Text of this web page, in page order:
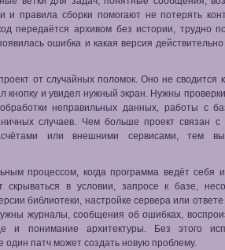
и правила сборки помогают не потерять
передаётся архивом без истории, трудно
ошибка и какая версия
от случайных поломок. Оно не сводится
кнопку и увидел нужный экран. Нужны
неправильных данных, работы с
случаев. Чем больше проект связан с
или внешними сервисами, тем
процессом, когда программа ведёт себя
в условии, запросе к базе,
библиотеки, настройке сервера или
журналы, сообщения об ошибках,
и понимание архитектуры. Без этого
один патч может создать новую проблему.